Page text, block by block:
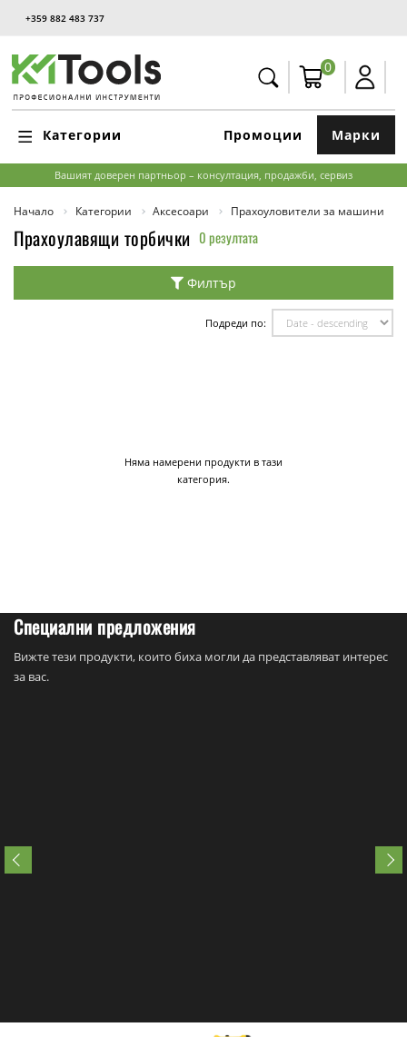
+359 882 483 737
0
Категории Марки
Промоции
Вашият доверен партньор – консултация, продажби, сервиз
Начало Категории Аксесоари Прахоуловители за машини
Прахоулавящи торбички 0 резултата
Филтър
Подреди по:
Няма намерени продукти в тази
категория.
Специални предложения
Вижте тези продукти, които биха могли да представляват интерес
за вас.